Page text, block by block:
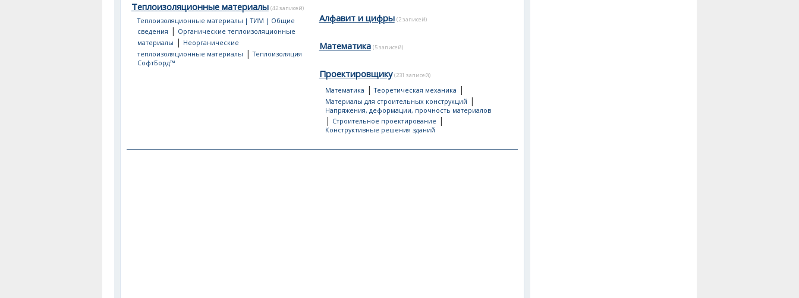
Теплоизоляционные материалы (42 записей)
Теплоизоляционные материалы | ТИМ | Общие
сведения | Органические теплоизоляционные
материалы | Неорганические
теплоизоляционные материалы |Теплоизоляция
СофтБорд™
Алфавит и цифры (2 записей)
Математика (5 записей)
Проектировщику (231 записей)
Математика |Теоретическая механика |
Материалы для строительных конструкций |
Напряжения, деформации, прочность материалов
| Строительное проектирование |
Конструктивные решения зданий